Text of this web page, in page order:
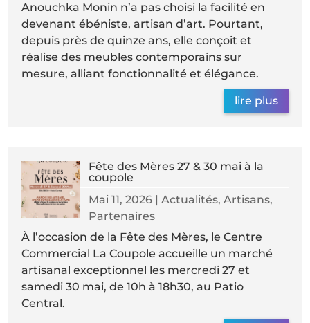
Anouchka Monin n’a pas choisi la facilité en
devenant ébéniste, artisan d’art. Pourtant,
depuis près de quinze ans, elle conçoit et
réalise des meubles contemporains sur
mesure, alliant fonctionnalité et élégance.
lire plus
Fête des Mères 27 & 30 mai à la
coupole
Mai 11, 2026| Actualités, Artisans,
Partenaires
À l’occasion de la Fête des Mères, le Centre
Commercial La Coupole accueille un marché
artisanal exceptionnel les mercredi 27 et
samedi 30 mai, de 10h à 18h30, au Patio
Central.